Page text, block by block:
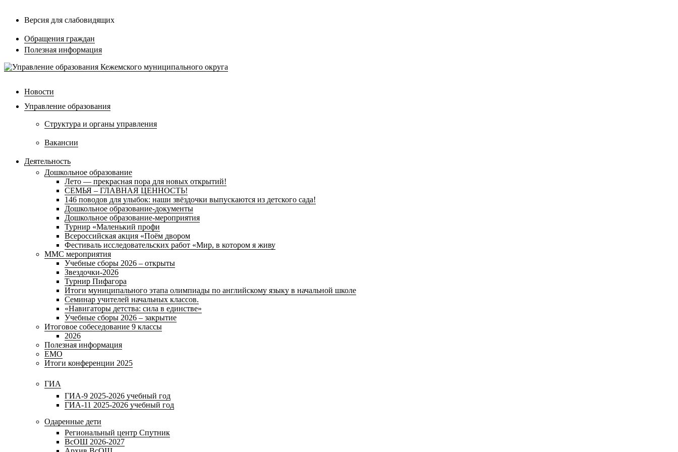
Версия для слабовидящих
Обращения граждан
Полезная информация
Новости
Управление образования
Структура и органы управления
Вакансии
Деятельность
Дошкольное образование
Лето — прекрасная пора для новых открытий!
СЕМЬЯ – ГЛАВНАЯ ЦЕННОСТЬ!
146 поводов для улыбок: наши звёздочки выпускаются из детского сада!
Дошкольное образование-документы
Дошкольное образование-мероприятия
Турнир «Маленький профи
Всероссийская акция «Поём двором
Фестиваль исследовательских работ «Мир, в котором я живу
ММС мероприятия
Учебные сборы 2026 – открыты
Звездочки-2026
Турнир Пифагора
Итоги муниципального этапа олимпиады по английскому языку в начальной школе
Семинар учителей начальных классов.
«Навигаторы детства: сила в единстве»
Учебные сборы 2026 – закрытие
Итоговое собеседование 9 классы
2026
Полезная информация
ЕМО
Итоги конференции 2025
ГИА
ГИА-9 2025-2026 учебный год
ГИА-11 2025-2026 учебный год
Одаренные дети
Региональный центр Спутник
ВсОШ 2026-2027